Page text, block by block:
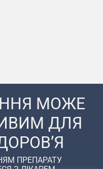
МОЖЕ
ДЛЯ
ПРЕПАРАТУ